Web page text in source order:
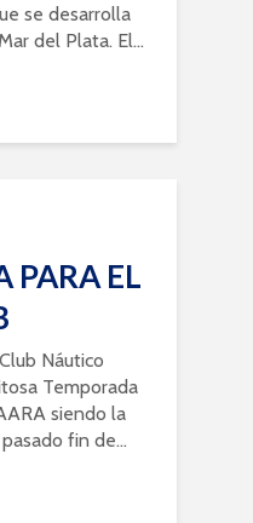
se desarrolla
del Plata. El...
PARA EL
Náutico
Temporada
siendo la
fin de...